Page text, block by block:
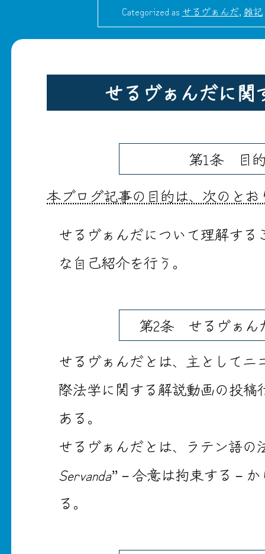
Categorized as せるヴぁんだ, 雑記
せるヴぁんだに関
第1条 目
本ブログ記事の目的は、次のとお
せるヴぁんだについて理解する
な自己紹介を行う。
第2条 せるヴぁん
せるヴぁんだとは、主としてニ
際法学に関する解説動画の投稿
ある。
せるヴぁんだとは、ラテン語の
Servanda”－合意は拘束する－
る。